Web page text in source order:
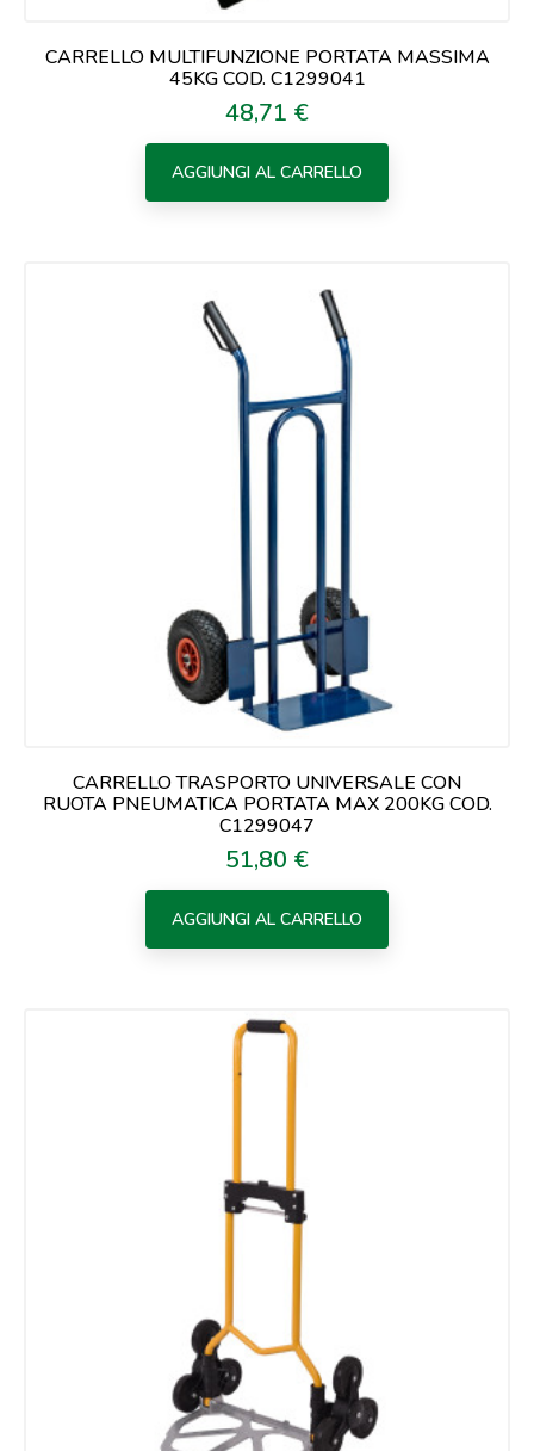
CARRELLO MULTIFUNZIONE PORTATA MASSIMA
45KG COD. C1299041
Prezzo
48,71 €
AGGIUNGI AL CARRELLO
CARRELLO TRASPORTO UNIVERSALE CON
RUOTA PNEUMATICA PORTATA MAX 200KG COD.
C1299047
Prezzo
51,80 €
AGGIUNGI AL CARRELLO